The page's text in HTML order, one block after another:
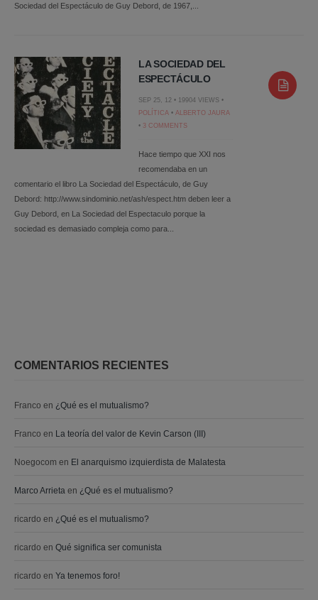
Sociedad del Espectáculo de Guy Debord, de 1967,...
LA SOCIEDAD DEL
ESPECTÁCULO
SEP 25, 12 • 19904 VIEWS •
POLÍTICA • ALBERTO JAURA
• 3 COMMENTS
Hace tiempo que XXI nos
recomendaba en un
comentario el libro La Sociedad del Espectáculo, de Guy
Debord: http://www.sindominio.net/ash/espect.htm deben leer a
Guy Debord, en La Sociedad del Espectaculo porque la
sociedad es demasiado compleja como para...
COMENTARIOS RECIENTES
Franco en ¿Qué es el mutualismo?
Franco en La teoría del valor de Kevin Carson (III)
Noegocom en El anarquismo izquierdista de Malatesta
Marco Arrieta en ¿Qué es el mutualismo?
ricardo en ¿Qué es el mutualismo?
ricardo en Qué significa ser comunista
ricardo en Ya tenemos foro!